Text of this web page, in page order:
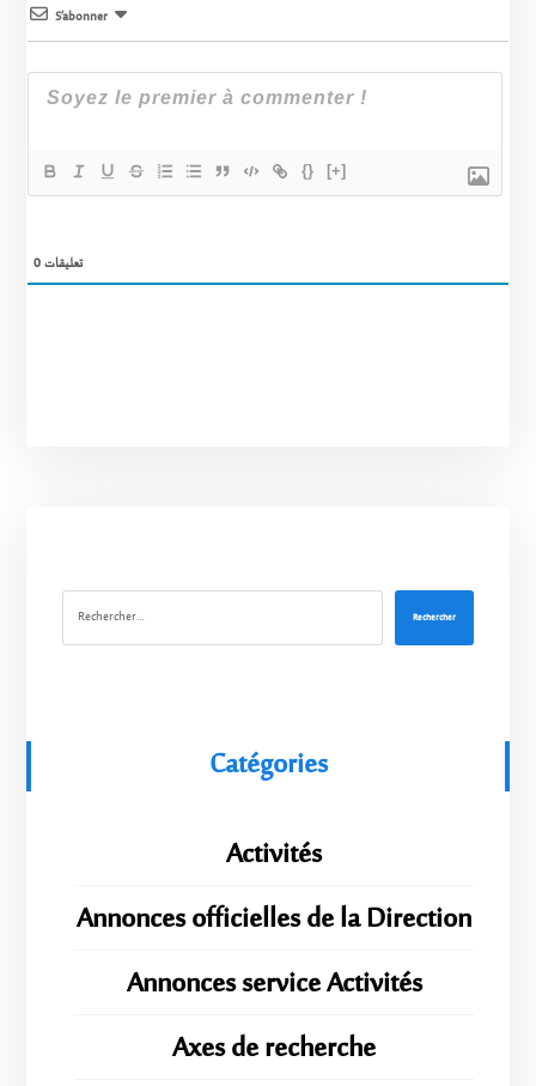
S’abonner
{} [+]
0تعليقات
Rechercher
Catégories
Activités
Annonces officielles de la Direction
Annonces service Activités
Axes de recherche